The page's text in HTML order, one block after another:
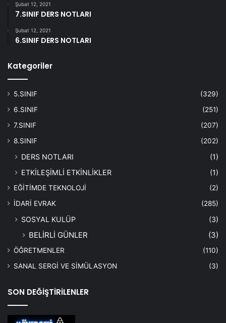
Şubat 12, 2021
7.SINIF DERS NOTLARI
Şubat 12, 2021
6.SINIF DERS NOTLARI
Kategoriler
5.SINIF
(329)
6.SINIF
(251)
7.SINIF
(207)
8.SINIF
(202)
DERS NOTLARI
(1)
ETKİLEŞİMLİ ETKİNLİKLER
(1)
EĞİTİMDE TEKNOLOJİ
(2)
İDARİ EVRAK
(285)
SOSYAL KULÜP (3)
BELİRLİ GÜNLER (3)
ÖĞRETMENLER
(110)
SANAL SERGİ VE SİMÜLASYON
(3)
SON DEĞİŞTİRİLENLER